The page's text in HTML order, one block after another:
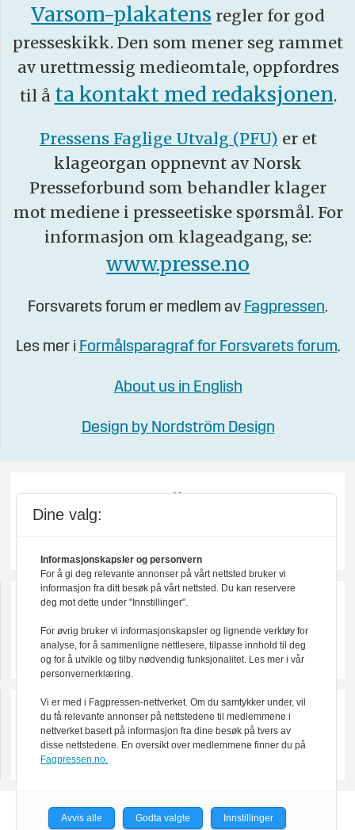
Varsom-plakatens regler for god
presseskikk. Den som mener seg rammet
av urettmessig medieomtale, oppfordres
til å ta kontakt med redaksjonen.
Pressens Faglige Utvalg (PFU) er et
klageorgan oppnevnt av Norsk
Presseforbund som behandler klager
mot mediene i presseetiske spørsmål. For
informasjon om klageadgang, se:
www.presse.no
Forsvarets forum er medlem av Fagpressen.
Les mer i Formålsparagraf for Forsvarets forum.
About us in English
Design by Nordström Design
Powered by Labrador CMS
Dine valg:
Informasjonskapsler og personvern
For å gi deg relevante annonser på vårt nettsted bruker vi
informasjon fra ditt besøk på vårt nettsted. Du kan reservere
deg mot dette under "Innstillinger".
For øvrig bruker vi informasjonskapsler og lignende verktøy for
analyse, for å sammenligne nettlesere, tilpasse innhold til deg
og for å utvikle og tilby nødvendig funksjonalitet. Les mer i vår
personvernerklæring.
Vi er med i Fagpressen-nettverket. Om du samtykker under, vil
du få relevante annonser på nettstedene til medlemmene i
nettverket basert på informasjon fra dine besøk på tvers av
disse nettstedene. En oversikt over medlemmene finner du på
Fagpressen.no.
Avvis alle Godta valgte Innstillinger